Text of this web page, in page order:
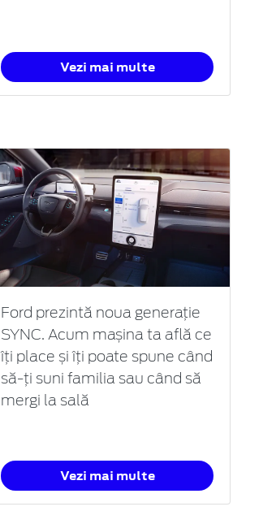
Vezi mai multe
Ford prezintă noua generație
SYNC. Acum mașina ta află ce
îți place și îți poate spune când
să-ți suni familia sau când să
mergi la sală
Vezi mai multe